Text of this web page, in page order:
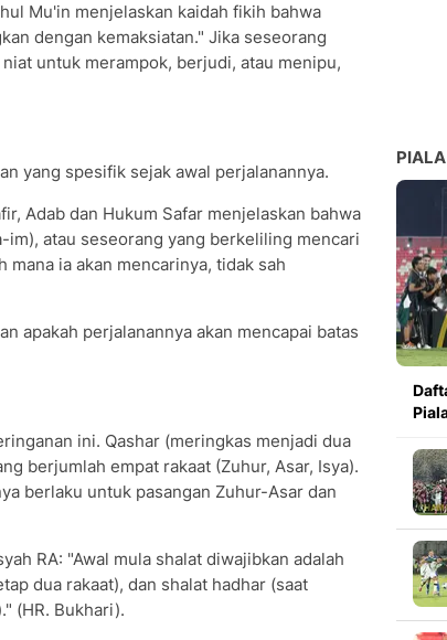
Mu'in menjelaskan kaidah fikih bahwa
dengan kemaksiatan." Jika seseorang
untuk merampok, berjudi, atau menipu,
yang spesifik sejak awal perjalanannya.
Adab dan Hukum Safar menjelaskan bahwa
atau seseorang yang berkeliling mencari
ia akan mencarinya, tidak sah
apakah perjalanannya akan mencapai batas
ini. Qashar (meringkas menjadi dua
berjumlah empat rakaat (Zuhur, Asar, Isya).
berlaku untuk pasangan Zuhur-Asar dan
RA: "Awal mula shalat diwajibkan adalah
dua rakaat), dan shalat hadhar (saat
(HR. Bukhari).